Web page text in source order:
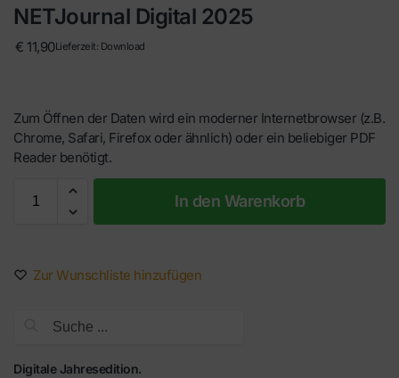
NETJournal Digital 2025
€ 11,90Lieferzeit: Download
Zum Öffnen der Daten wird ein moderner Internetbrowser (z.B.
Chrome, Safari, Firefox oder ähnlich) oder ein beliebiger PDF
Reader benötigt.
In den Warenkorb
Zur Wunschliste hinzufügen
Digitale Jahresedition.